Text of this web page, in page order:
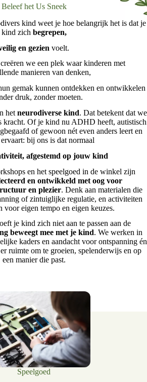
Beleef het Us Sneek
kind weet je hoe belangrijk het is dat je
kind zich begrepen,
en gezien voelt.
creëren we een plek waar kinderen met
manieren van denken,
gemak kunnen ontdekken en ontwikkelen
druk, zonder moeten.
het neurodiverse kind. Dat betekent dat we
kracht. Of je kind nu ADHD heeft, autistisch
of gewoon nét even anders leert en
bij ons is dat normaal
afgestemd op jouw kind
en het speelgoed in de winkel zijn
en ontwikkeld met oog voor
en plezier. Denk aan materialen die
of zintuiglijke regulatie, en activiteiten
voor eigen tempo en eigen keuzes.
je kind zich niet aan te passen aan de
beweegt mee met je kind. We werken in
kaders en aandacht voor ontspanning én
ruimte om te groeien, spelenderwijs en op
een manier die past.
Speelgoed